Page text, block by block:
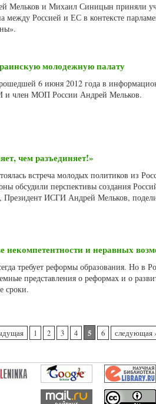
Мельков и Михаил Синицын приняли
между Россией и ЕС в контексте
молодежную палату
6 июня 2012 года в
и член МОП России Андрей Мельков.
чем разъединяет!»
встреча молодых политиков из
обсудили перспективы создания
Президент ИСГИ Андрей Мельков,
некомпетентности и неравных
требует реформы образования. Но в
представления о реформах и о
сроки.
1 2 3 4 5 6 следующая ›